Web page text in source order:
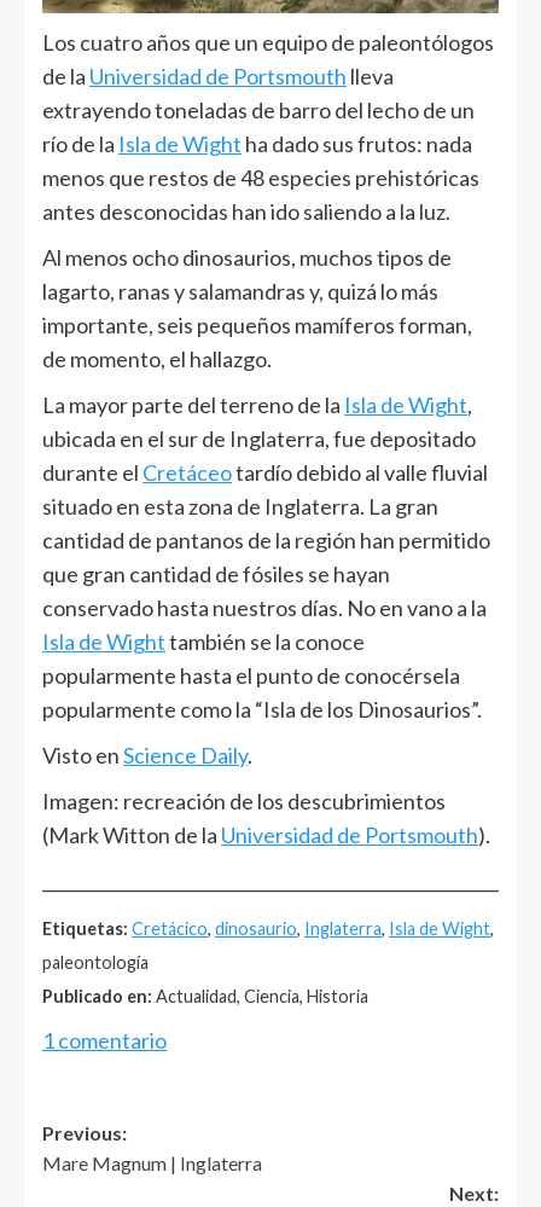
Los cuatro años que un equipo de paleontólogos
de la Universidad de Portsmouth lleva
extrayendo toneladas de barro del lecho de un
río de la Isla de Wight ha dado sus frutos: nada
menos que restos de 48 especies prehistóricas
antes desconocidas han ido saliendo a la luz.
Al menos ocho dinosaurios, muchos tipos de
lagarto, ranas y salamandras y, quizá lo más
importante, seis pequeños mamíferos forman,
de momento, el hallazgo.
La mayor parte del terreno de la Isla de Wight,
ubicada en el sur de Inglaterra, fue depositado
durante el Cretáceotardío debido al valle fluvial
situado en esta zona de Inglaterra. La gran
cantidad de pantanos de la región han permitido
que gran cantidad de fósiles se hayan
conservado hasta nuestros días. No en vano a la
Isla de Wighttambién se la conoce
popularmente hasta el punto de conocérsela
popularmente como la “Isla de los Dinosaurios”.
Visto enScience Daily.
Imagen: recreación de los descubrimientos
(Mark Witton de la Universidad de Portsmouth).
Etiquetas: Cretácico, dinosaurio, Inglaterra, Isla de Wight,
paleontología
Publicado en: Actualidad, Ciencia, Historia
1 comentario
Post
navigation
Previous:
Mare Magnum | Inglaterra
Next: